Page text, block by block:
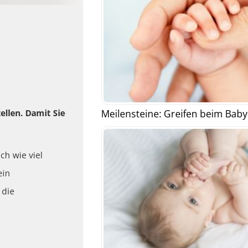
Damit Sie
wie viel
Meilensteine: Greifen beim Baby